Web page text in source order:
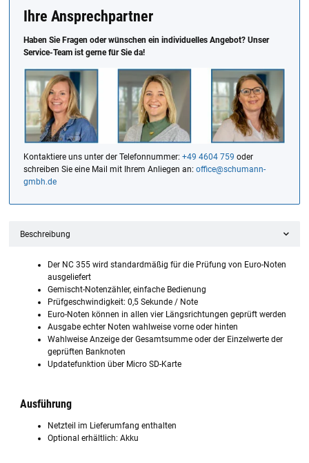
Ihre Ansprechpartner
Haben Sie Fragen oder wünschen ein individuelles Angebot? Unser
Service-Team ist gerne für Sie da!
Kontaktiere uns unter der Telefonnummer: +49 4604 759 oder
schreiben Sie eine Mail mit Ihrem Anliegen an: office@schumann-
gmbh.de
Beschreibung
Der NC 355 wird standardmäßig für die Prüfung von Euro-Noten
ausgeliefert
Gemischt-Notenzähler, einfache Bedienung
Prüfgeschwindigkeit: 0,5 Sekunde / Note
Euro-Noten können in allen vier Längsrichtungen geprüft werden
Ausgabe echter Noten wahlweise vorne oder hinten
Wahlweise Anzeige der Gesamtsumme oder der Einzelwerte der
geprüften Banknoten
Updatefunktion über Micro SD-Karte
Ausführung
Netzteil im Lieferumfang enthalten
Optional erhältlich: Akku